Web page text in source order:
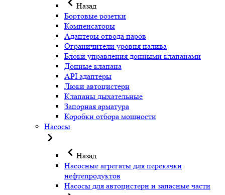
Назад
Бортовые розетки
Компенсаторы
Адаптеры отвода паров
Ограничители уровня налива
Блоки управления донными клапанами
Донные клапана
API адаптеры
Люки автоцистерн
Клапаны дыхательные
Запорная арматура
Коробки отбора мощности
Насосы
Назад
Насосные агрегаты для перекачки
нефтепродуктов
Насосы для автоцистерн и запасные части